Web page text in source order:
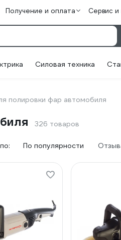
Получение и оплата Сервис
Силовая техника
полировки фар автомобиля
326 товаров
По популярности